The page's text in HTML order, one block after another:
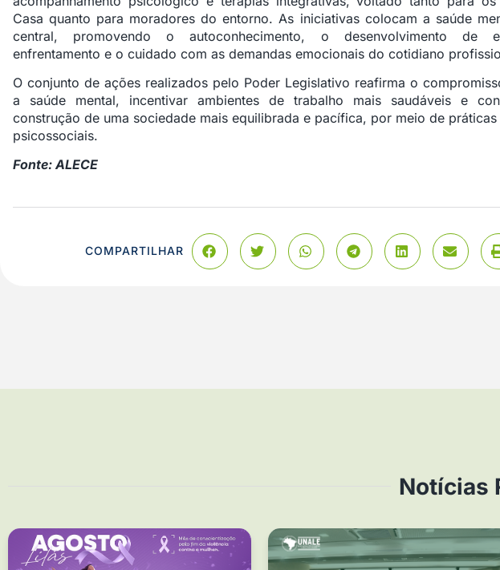
Casa quanto para moradores do entorno. As iniciativas colocam a saúde
central, promovendo o autoconhecimento, o desenvolvimento de
enfrentamento e o cuidado com as demandas emocionais do cotidiano
O conjunto de ações realizados pelo Poder Legislativo reafirma o
a saúde mental, incentivar ambientes de trabalho mais saudáveis e
construção de uma sociedade mais equilibrada e pacífica, por meio de práticas
psicossociais.
Fonte: ALECE
COMPARTILHAR
Notícias